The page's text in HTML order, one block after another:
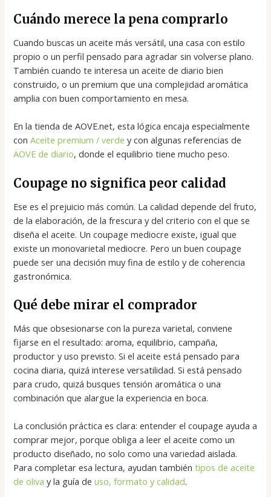
Cuándo merece la pena comprarlo
Cuando buscas un aceite más versátil, una casa con estilo
propio o un perfil pensado para agradar sin volverse plano.
También cuando te interesa un aceite de diario bien
construido, o un premium que una complejidad aromática
amplia con buen comportamiento en mesa.
En la tienda de AOVE.net, esta lógica encaja especialmente
conAceite premium / verde y con algunas referencias de
AOVE de diario, donde el equilibrio tiene mucho peso.
Coupage no significa peor calidad
Ese es el prejuicio más común. La calidad depende del fruto,
de la elaboración, de la frescura y del criterio con el que se
diseña el aceite. Un coupage mediocre existe, igual que
existe un monovarietal mediocre. Pero un buen coupage
puede ser una decisión muy fina de estilo y de coherencia
gastronómica.
Qué debe mirar el comprador
Más que obsesionarse con la pureza varietal, conviene
fijarse en el resultado: aroma, equilibrio, campaña,
productor y uso previsto. Si el aceite está pensado para
cocina diaria, quizá interese versatilidad. Si está pensado
para crudo, quizá busques tensión aromática o una
combinación que alargue la experiencia en boca.
La conclusión práctica es clara: entender el coupage ayuda a
comprar mejor, porque obliga a leer el aceite como un
producto diseñado, no solo como una variedad aislada.
Para completar esa lectura, ayudan tambiéntipos de aceite
de oliva y la guía deuso, formato y calidad.